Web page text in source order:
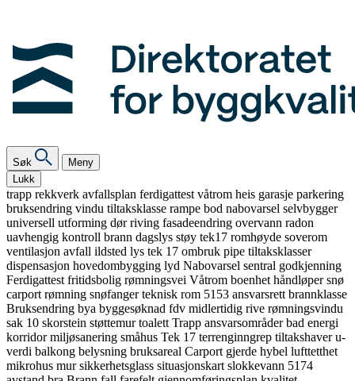
Søk
Meny
Lukk
trapp rekkverk avfallsplan ferdigattest våtrom heis garasje parkering
bruksendring vindu tiltaksklasse rampe bod nabovarsel selvbygger
universell utforming dørriving fasadeendring overvann radon
uavhengig kontroll brann dagslys støy tek17 romhøyde soverom
ventilasjon avfall ildsted lys tek 17 ombruk pipe tiltaksklasser
dispensasjon hovedombygging lyd Nabovarsel sentral godkjenning
Ferdigattest fritidsbolig rømningsvei Våtrom boenhet håndløpersnø
carport rømning snøfangerteknisk rom 5153 ansvarsrett brannklasse
Bruksendring bya byggesøknad fdv midlertidig rive rømningsvindu
sak 10 skorstein støttemurtoalett Trapp ansvarsområderbad energi
korridormiljøsanering småhus Tek 17 terrenginngrep tiltakshaveru-
verdi balkong belysning bruksareal Carport gjerde hybel lufttetthet
mikrohus mursikkerhetsglass situasjonskart slokkevann 5174